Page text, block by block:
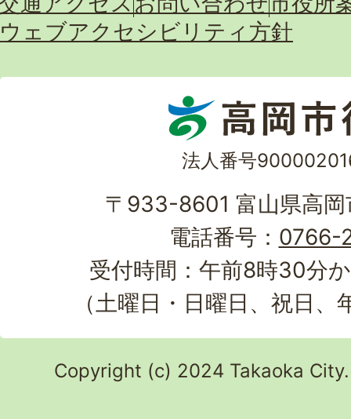
ウェブアクセシビリティ方針
法人番号
〒933-8601 富山県高
電話番号： 0766-
受付時間：午前8時30分
（土曜日・日曜日、祝日
Copyright (c) 2024 Takaoka